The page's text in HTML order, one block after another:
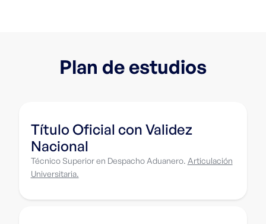
Plan de estudios
Título Oficial con Validez
Nacional
Técnico Superior en Despacho Aduanero. Articulación
Universitaria.